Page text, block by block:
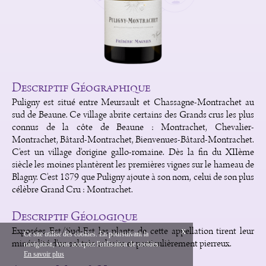
English Mentions Légales
Descriptif Géographique
Puligny est situé entre Meursault et Chassagne-Montrachet au
sud de Beaune. Ce village abrite certains des Grands crus les plus
connus de la côte de Beaune : Montrachet, Chevalier-
Montrachet, Bâtard-Montrachet, Bienvenues-Bâtard-Montrachet.
C'est un village d'origine gallo-romaine. Dès la fin du XIIème
siècle les moines plantèrent les premières vignes sur le hameau de
Blagny. C'est 1879 que Puligny ajoute à son nom, celui de son plus
célèbre Grand Cru : Montrachet.
Descriptif Géologique
Exposées Est/Sud-Est les plants de cette appellation tirent leur
minéralité d'un sol très calcaire et particulièrement pierreux.
Ce site utilise des cookies. En poursuivant la
navigation, vous acceptez l'utilisation de cookies.
En savoir plus
x